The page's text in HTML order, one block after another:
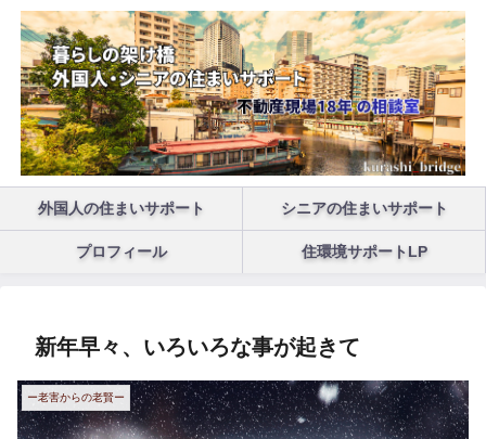
外国人の住まいサポート シニアの住まいサポート
プロフィール 住環境サポートLP
新年早々、いろいろな事が起きて
ー老害からの老賢ー